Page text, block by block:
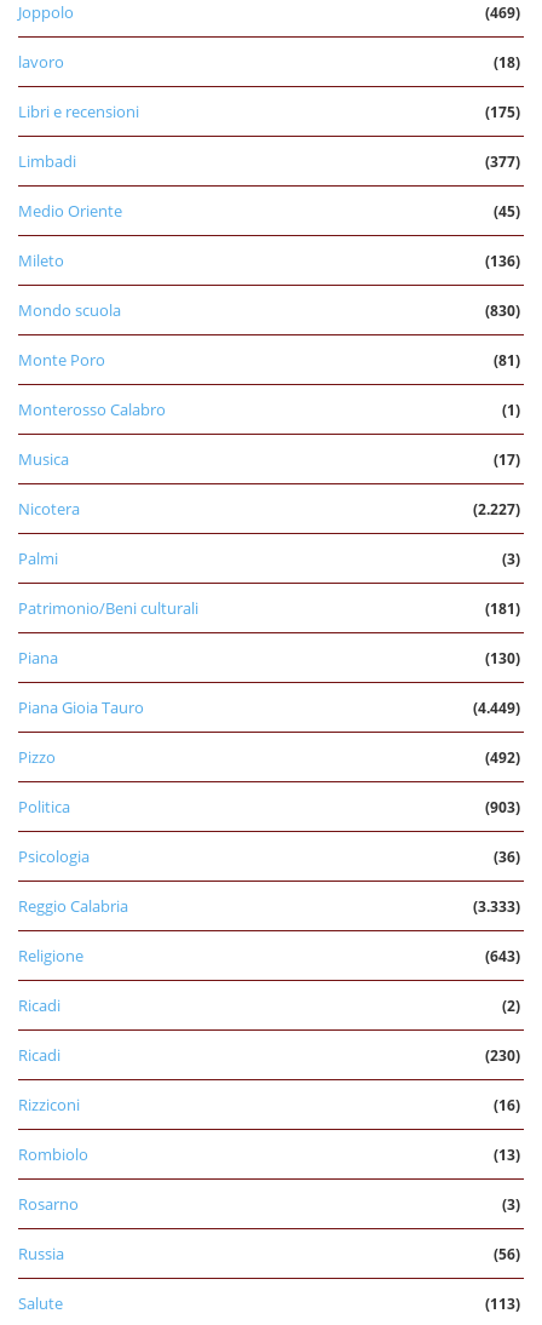
Joppolo (469)
lavoro (18)
Libri e recensioni (175)
Limbadi (377)
Medio Oriente (45)
Mileto (136)
Mondo scuola (830)
Monte Poro (81)
Monterosso Calabro (1)
Musica (17)
Nicotera (2.227)
Palmi (3)
Patrimonio/Beni culturali (181)
Piana (130)
Piana Gioia Tauro (4.449)
Pizzo (492)
Politica (903)
Psicologia (36)
Reggio Calabria (3.333)
Religione (643)
Ricadi (2)
Ricadi (230)
Rizziconi (16)
Rombiolo (13)
Rosarno (3)
Russia (56)
Salute (113)